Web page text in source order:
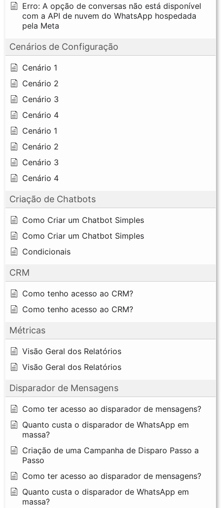
Erro: A opção de conversas não está disponível
com a API de nuvem do WhatsApp hospedada
pela Meta
Cenários de Configuração
Cenário 1
Cenário 2
Cenário 3
Cenário 4
Cenário 1
Cenário 2
Cenário 3
Cenário 4
Criação de Chatbots
Como Criar um Chatbot Simples
Como Criar um Chatbot Simples
Condicionais
CRM
Como tenho acesso ao CRM?
Como tenho acesso ao CRM?
Métricas
Visão Geral dos Relatórios
Visão Geral dos Relatórios
Disparador de Mensagens
Como ter acesso ao disparador de mensagens?
Quanto custa o disparador de WhatsApp em
massa?
Criação de uma Campanha de Disparo Passo a
Passo
Como ter acesso ao disparador de mensagens?
Quanto custa o disparador de WhatsApp em
massa?